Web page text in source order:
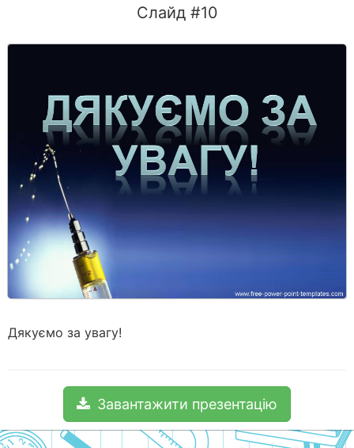
Слайд #10
Дякуємо за увагу!
Завантажити презентацію